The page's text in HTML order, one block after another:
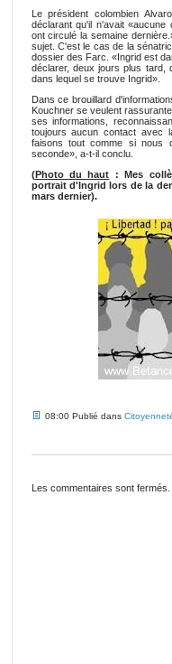
Le président colombien
déclarant qu'il n'avait
ont circulé la semaine
sujet. C'est le cas de la
dossier des Farc. «Ingrid est
déclarer, deux jours plus tard,
dans lequel se trouve Ingrid».
Dans ce brouillard
Kouchner se veulent
ses informations,
toujours aucun contact avec
faisons tout comme si nous
seconde», a-t-il conclu.
(Photo du haut : Mes
portrait d'Ingrid lors de la
mars dernier).
08:00 Publié dans
Les commentaires sont fermés.